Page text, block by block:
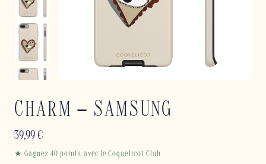
CHARM – SAMSUNG
39,99€
★ Gagnez 40 points avec le Coquelicot Club